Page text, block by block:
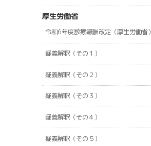
厚生労働省
令和6年度診療報酬改定（厚生労働省）
疑義解釈（その１）
疑義解釈（その２）
疑義解釈（その３）
疑義解釈（その４）
疑義解釈（その５）